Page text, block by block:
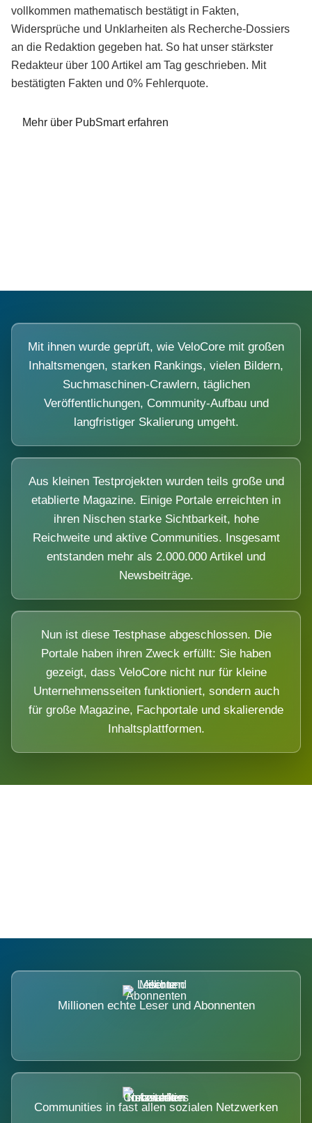
vollkommen mathematisch bestätigt in Fakten,
Widersprüche und Unklarheiten als Recherche-Dossiers
an die Redaktion gegeben hat. So hat unser stärkster
Redakteur über 100 Artikel am Tag geschrieben. Mit
bestätigten Fakten und 0% Fehlerquote.
Mehr über PubSmart erfahren
Mit ihnen wurde geprüft, wie VeloCore mit großen
Inhaltsmengen, starken Rankings, vielen Bildern,
Suchmaschinen-Crawlern, täglichen
Veröffentlichungen, Community-Aufbau und
langfristiger Skalierung umgeht.
Aus kleinen Testprojekten wurden teils große und
etablierte Magazine. Einige Portale erreichten in
ihren Nischen starke Sichtbarkeit, hohe
Reichweite und aktive Communities. Insgesamt
entstanden mehr als 2.000.000 Artikel und
Newsbeiträge.
Nun ist diese Testphase abgeschlossen. Die
Portale haben ihren Zweck erfüllt: Sie haben
gezeigt, dass VeloCore nicht nur für kleine
Unternehmensseiten funktioniert, sondern auch
für große Magazine, Fachportale und skalierende
Inhaltsplattformen.
Millionen echte Leser und Abonnenten
Communities in fast allen sozialen Netzwerken